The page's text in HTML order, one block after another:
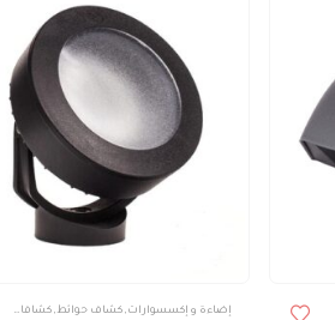
كشافات خارجى إضاءة و إكسسوارات , كشاف حوائط, كشافات